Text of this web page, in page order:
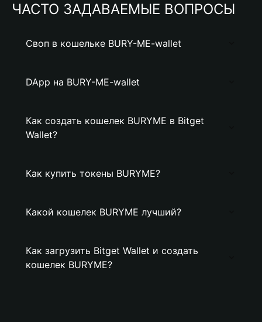
ЧАСТО ЗАДАВАЕМЫЕ ВОПРОСЫ
Своп в кошельке BURY-ME-wallet
DApp на BURY-ME-wallet
Как создать кошелек BURYME в Bitget
Wallet?
Как купить токены BURYME?
Какой кошелек BURYME лучший?
Как загрузить Bitget Wallet и создать
кошелек BURYME?